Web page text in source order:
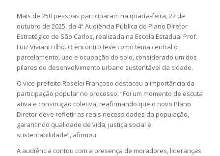
Mais de 250 pessoas participaram na quarta-feira, 22 de
outubro de 2025, da 4ª Audiência Pública do Plano Diretor
Estratégico de São Carlos, realizada na Escola Estadual Prof.
Luiz Viviani Filho. O encontro teve como tema central o
parcelamento, uso e ocupação do solo, considerado um dos
pilares do desenvolvimento urbano sustentável da cidade.
O vice-prefeito Roselei Françoso destacou a importância da
participação popular no processo. “Foi um momento de escuta
ativa e construção coletiva, reafirmando que o novo Plano
Diretor deve refletir as reais necessidades da população,
garantindo qualidade de vida, justiça social e
sustentabilidade”, afirmou.
A audiência contou com a presença de moradores, lideranças